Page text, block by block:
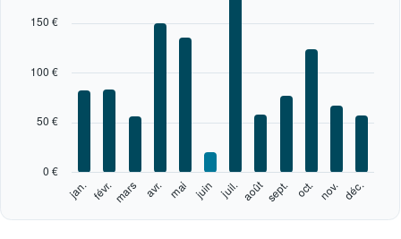
Range:
categories.
jan. févr.mars avr. mai juin juil. aoûtsept. oct. nov. déc.
0 €
50 €
100 €
150 €
interactive